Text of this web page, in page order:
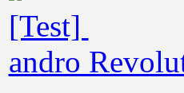
[Test]
andro